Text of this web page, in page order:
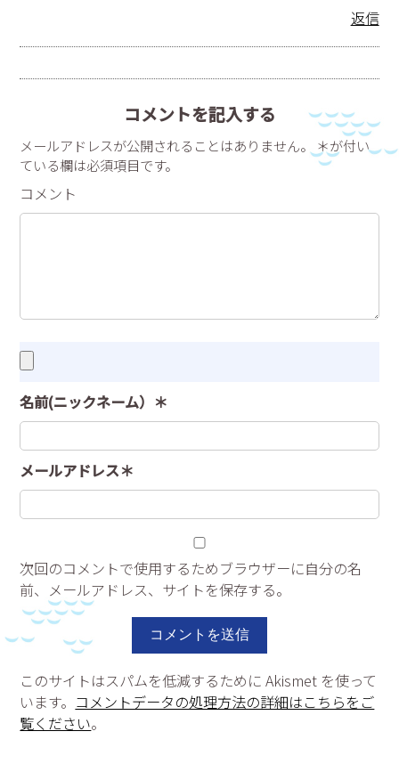
返信
コメントを記入する
メールアドレスが公開されることはありません。 ＊が付い
ている欄は必須項目です。
コメント
名前(ニックネーム）＊
メールアドレス＊
次回のコメントで使用するためブラウザーに自分の名
前、メールアドレス、サイトを保存する。
このサイトはスパムを低減するために Akismet を使って
います。 コメントデータの処理方法の詳細はこちらをご
覧ください。